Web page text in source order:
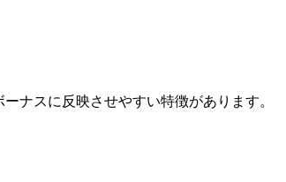
ナスに反映させやすい特徴があります。